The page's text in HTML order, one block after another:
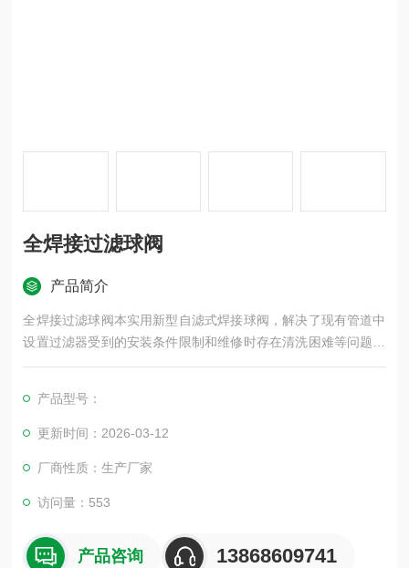
全焊接过滤球阀
产品简介
全焊接过滤球阀本实用新型自滤式焊接球阀，解决了现有管道中
设置过滤器受到的安装条件限制和维修时存在清洗困难等问题，
其设计合理，结构紧凑，操作灵活省力，安装、维修非常方便，
产品型号：
更新时间：2026-03-12
厂商性质：生产厂家
访问量：553
产品咨询 13868609741